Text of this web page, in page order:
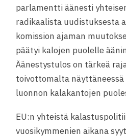
parlamentti äänesti
radikaalista uudistuksesta
komission ajaman
päätyi kalojen puolelle
Äänestystulos on tärkeä
toivottomalta
luonnon kalakantojen
EU:n yhteistä
vuosikymmenien aikana